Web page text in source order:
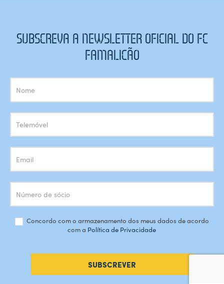
SUBSCREVA A NEWSLETTER OFICIAL DO FC
FAMALICÃO
Subscrição
Newsletter
Concordo com o armazenamento dos meus dados de acordo
com a Política de Privacidade
SUBSCREVER